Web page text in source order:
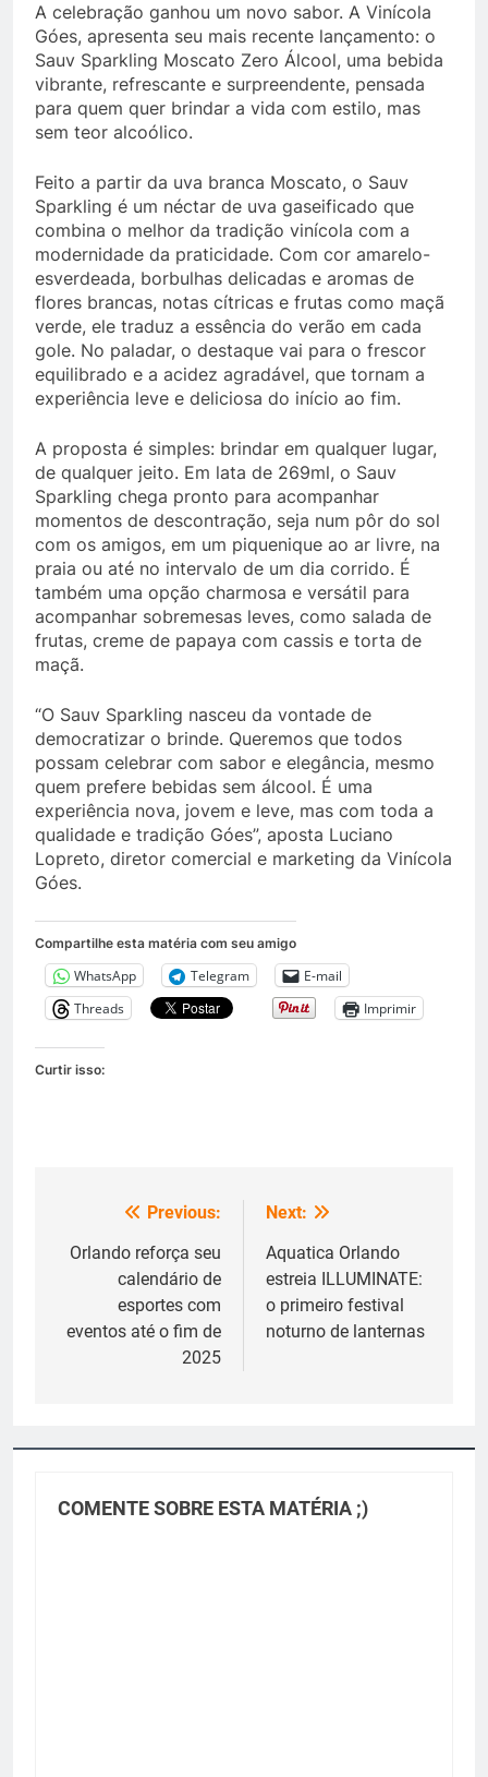
A celebração ganhou um novo sabor. A Vinícola
Góes, apresenta seu mais recente lançamento: o
Sauv Sparkling Moscato Zero Álcool, uma bebida
vibrante, refrescante e surpreendente, pensada
para quem quer brindar a vida com estilo, mas
sem teor alcoólico.
Feito a partir da uva branca Moscato, o Sauv
Sparkling é um néctar de uva gaseificado que
combina o melhor da tradição vinícola com a
modernidade da praticidade. Com cor amarelo-
esverdeada, borbulhas delicadas e aromas de
flores brancas, notas cítricas e frutas como maçã
verde, ele traduz a essência do verão em cada
gole. No paladar, o destaque vai para o frescor
equilibrado e a acidez agradável, que tornam a
experiência leve e deliciosa do início ao fim.
A proposta é simples: brindar em qualquer lugar,
de qualquer jeito. Em lata de 269ml, o Sauv
Sparkling chega pronto para acompanhar
momentos de descontração, seja num pôr do sol
com os amigos, em um piquenique ao ar livre, na
praia ou até no intervalo de um dia corrido. É
também uma opção charmosa e versátil para
acompanhar sobremesas leves, como salada de
frutas, creme de papaya com cassis e torta de
maçã.
“O Sauv Sparkling nasceu da vontade de
democratizar o brinde. Queremos que todos
possam celebrar com sabor e elegância, mesmo
quem prefere bebidas sem álcool. É uma
experiência nova, jovem e leve, mas com toda a
qualidade e tradição Góes”, aposta Luciano
Lopreto, diretor comercial e marketing da Vinícola
Góes.
Compartilhe esta matéria com seu amigo
WhatsApp Telegram
E-mail
Threads
Imprimir
Curtir isso:
Navegação
de
Previous:
Orlando reforça seu
calendário de
esportes com
eventos até o fim de
2025
Next:
Aquatica Orlando
estreia ILLUMINATE:
o primeiro festival
noturno de lanternas
COMENTE SOBRE ESTA MATÉRIA ;)